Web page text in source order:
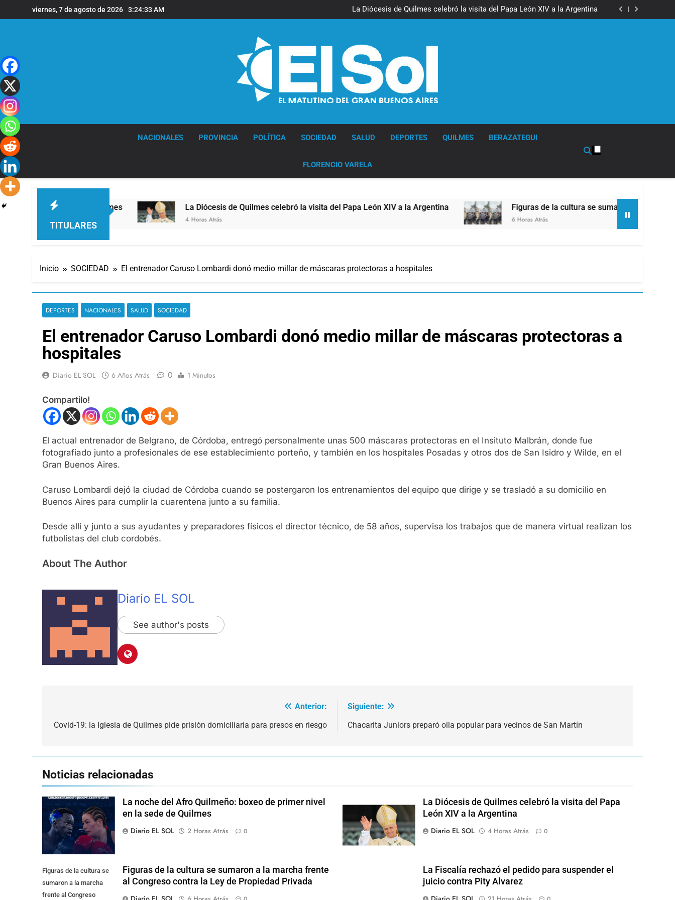
al
viernes, 7 de agosto de 2026 3:24:34 AM
La Diócesis de Quilmes celebró la visita del Papa León XIV a la Argentina
Figuras de la cultura se sumaron a la marcha frente al Congreso contra la
La Diócesis de Quilmes celebró la visita del Papa León XIV a la Argentina
Figuras de la cultura se sumaron a la marcha frente al Congreso contra la
Nueva jornada negativa para los activos argentinos: cayeron las acciones
en Wall Street y el riesgo país quedó al borde de los 450 puntos
NACIONALES PROVINCIA POLÍTICA SOCIEDAD SALUD DEPORTES QUILMES BERAZATEGUI
FLORENCIO VARELA
TITULARES
en la sede de Quilmes La Diócesis de Quilmes celebró la visita del Papa León XIV a la Argentina
4 Horas Atrás
Figuras de la cultura se sumaron a la marcha
6 Horas Atrás
Inicio SOCIEDAD El entrenador Caruso Lombardi donó medio millar de máscaras protectoras a hospitales
DEPORTES NACIONALES SALUD SOCIEDAD
El entrenador Caruso Lombardi donó medio millar de máscaras protectoras a
hospitales
Diario EL SOL 6 Años Atrás 0 1 Minutos
Compartilo!
El actual entrenador de Belgrano, de Córdoba, entregó personalmente unas 500 máscaras protectoras en el Insituto Malbrán, donde fue
fotografiado junto a profesionales de ese establecimiento porteño, y también en los hospitales Posadas y otros dos de San Isidro y Wilde, en el
Gran Buenos Aires.
Caruso Lombardi dejó la ciudad de Córdoba cuando se postergaron los entrenamientos del equipo que dirige y se trasladó a su domicilio en
Buenos Aires para cumplir la cuarentena junto a su familia.
Desde allí y junto a sus ayudantes y preparadores físicos el director técnico, de 58 años, supervisa los trabajos que de manera virtual realizan los
futbolistas del club cordobés.
About The Author
Diario EL SOL
See author's posts
de
Anterior:
Covid-19: la Iglesia de Quilmes pide prisión domiciliaria para presos en riesgo
Siguiente:
Chacarita Juniors preparó olla popular para vecinos de San Martín
Noticias relacionadas
La noche del Afro Quilmeño: boxeo de primer nivel
en la sede de Quilmes
Diario EL SOL
2 Horas Atrás 0
La Diócesis de Quilmes celebró la visita del Papa
León XIV a la Argentina
Diario EL SOL
4 Horas Atrás 0
Figuras de la cultura se
sumaron a la marcha
frente al Congreso
Figuras de la cultura se sumaron a la marcha frente
al Congreso contra la Ley de Propiedad Privada
La Fiscalía rechazó el pedido para suspender el
juicio contra Pity Alvarez